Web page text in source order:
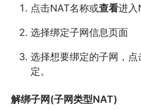
点击NAT名称或查看进入
选择绑定子网信息页面
选择想要绑定的子网，点
定。
解绑子网(子网类型NAT)